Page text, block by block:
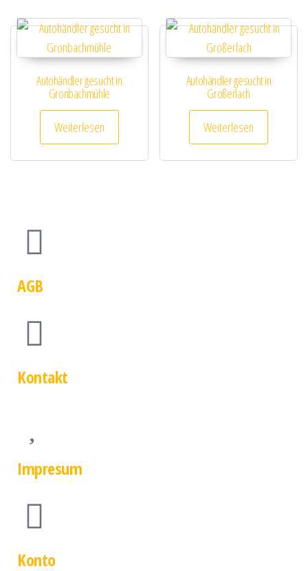
Autohändler gesucht in
Gronbachmühle
Weiterlesen
Autohändler gesucht in
Großerlach
Weiterlesen
AGB
Kontakt
Impresum
Konto